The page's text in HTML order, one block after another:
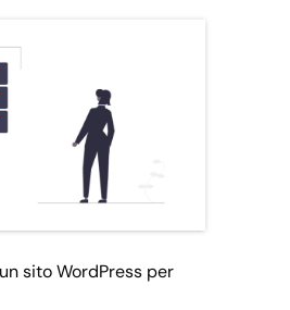
sito WordPress per